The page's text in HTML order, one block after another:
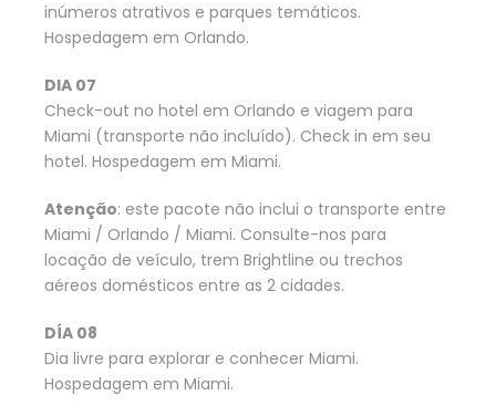
inúmeros atrativos e parques temáticos.
Hospedagem em Orlando.
DIA 07
Check-out no hotel em Orlando e viagem para
Miami (transporte não incluído). Check in em seu
hotel. Hospedagem em Miami.
Atenção: este pacote não inclui o transporte entre
Miami / Orlando / Miami. Consulte-nos para
locação de veículo, trem Brightline ou trechos
aéreos domésticos entre as 2 cidades.
DÍA 08
Dia livre para explorar e conhecer Miami.
Hospedagem em Miami.